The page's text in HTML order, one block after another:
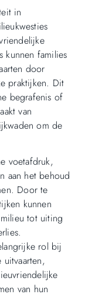
in
kunnen families
door
praktijken. Dit
begrafenis of
van
om de
voetafdruk,
aan het behoud
Door te
kunnen
tot uiting
rol bij
van hun